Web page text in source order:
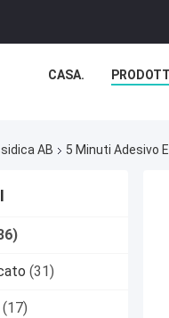
CASA. PRODOTTI
AB 5 Minuti Adesivo
(31)
(17)